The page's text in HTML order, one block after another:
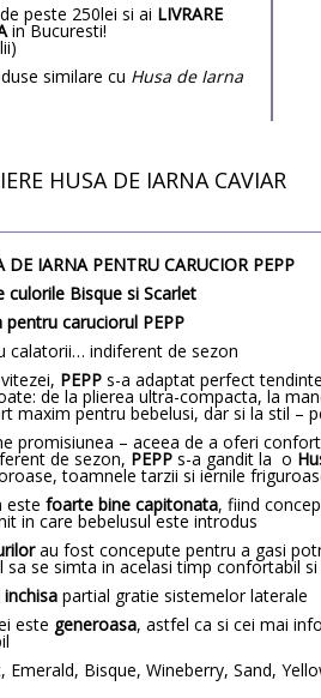
peste 250lei si ai LIVRARE
in Bucuresti!
)
similare cu Husa de Iarna
HUSA DE IARNA CAVIAR
DE IARNA PENTRU CARUCIOR PEPP
culorile Bisque si Scarlet
pentru caruciorul PEPP
calatorii… indiferent de sezon
PEPP s-a adaptat perfect
de la plierea ultra-compacta, la
maxim pentru bebelusi, dar si la stil –
promisiunea – aceea de a oferi
de sezon, PEPP s-a gandit la o
toamnele tarzii si iernile
este foarte bine capitonata, fiind
in care bebelusul este introdus
au fost concepute pentru a gasi
se simta in acelasi timp confortabil si
partial gratie sistemelor laterale
este generoasa, astfel ca si cei mai
Emerald, Bisque, Wineberry, Sand,